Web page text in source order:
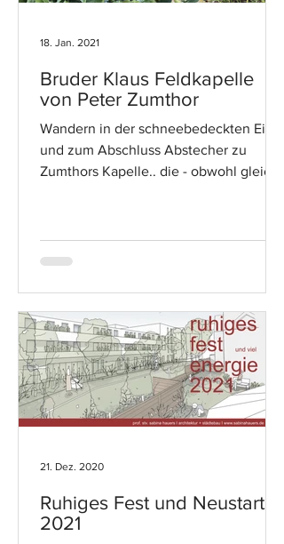
Bruder Klaus Feldkapelle
von Peter Zumthor
Wandern in der schneebedeckten Eifel
und zum Abschluss Abstecher zu
Zumthors Kapelle.. die - obwohl gleich
18. Jan. 2021
Ruhiges Fest und Neustart
2021
21. Dez. 2020